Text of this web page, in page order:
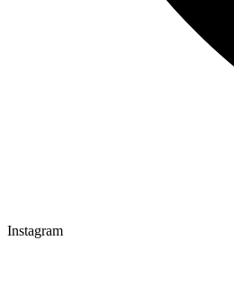
Instagram